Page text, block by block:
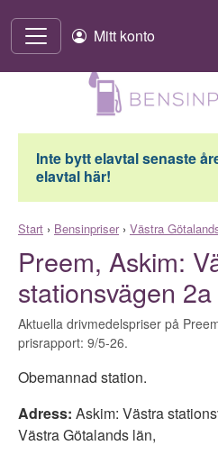
Mitt konto
Inte bytt elavtal senaste
elavtal här!
Start › Bensinpriser› Västra
Preem, Askim:
stationsvägen 2a
Aktuella drivmedelspriser på
prisrapport: 9/5-26.
Obemannad station.
Adress: Askim: Västra
Västra Götalands län,